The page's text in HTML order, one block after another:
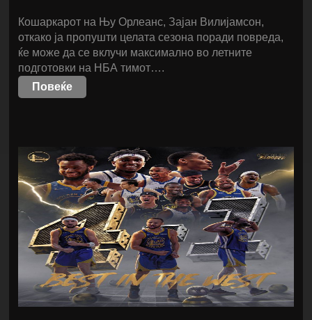
Кошаркарот на Њу Орлеанс, Зајан Вилијамсон,
откако ја пропушти целата сезона поради повреда,
ќе може да се вклучи максимално во летните
подготовки на НБА тимот….
Повеќе